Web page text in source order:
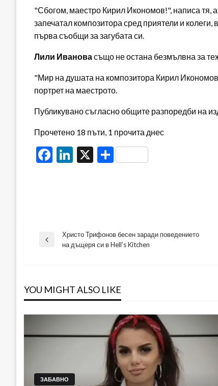
"Сбогом, маестро Кирил Икономов!", написа тя,
запечатал композитора сред приятели и
първа съобщи за загубата си.
Лили Ивановасъщо не остана безмълвна за
"Мир на душата на композитора Кирил
портрет на маестрото.
Публикувано съгласно общите разпоредби на
Прочетено 18 пъти, 1 прочита днес
Facebook
LinkedIn
X Share
Навигация
Previous
Христо Трифонов бесен заради поведението
на дъщеря си в Hell’s Kitchen
YOU MIGHT ALSO LIKE
ЗАБАВНО